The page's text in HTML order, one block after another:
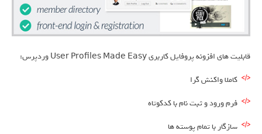
قابلیت های افزونه پروفایل کاربری User Profiles Made Easy وردپرس:
کاملا واکنش گرا
فرم ورود و ثبت نام با کدکوتاه
سازگار با تمام پوسته ها